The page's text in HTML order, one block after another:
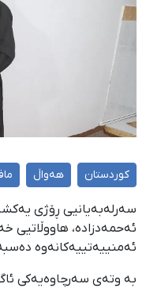
کوردستان هەواڵ
ئەحمەدزادە، هاووڵاتیی
ئەمنییەتییەکانەوە